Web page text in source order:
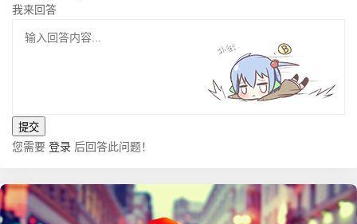
我来回答
您需要 登录 后回答此问题！